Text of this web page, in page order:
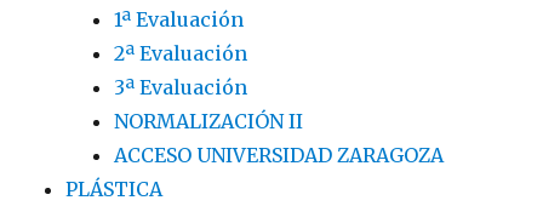
1ª Evaluación
2ª Evaluación
3ª Evaluación
NORMALIZACIÓN II
ACCESO UNIVERSIDAD ZARAGOZA
PLÁSTICA